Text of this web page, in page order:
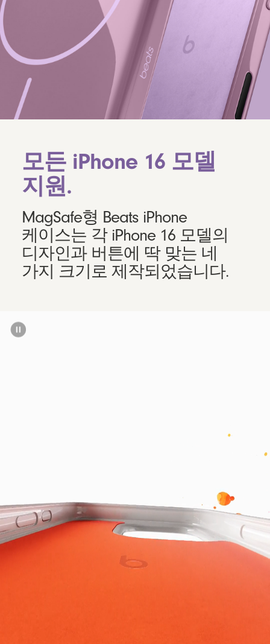
모든 iPhone 16 모델
지원.
MagSafe형 Beats iPhone
케이스는 각 iPhone 16 모델의
디자인과 버튼에 딱 맞는 네
가지 크기로 제작되었습니다.